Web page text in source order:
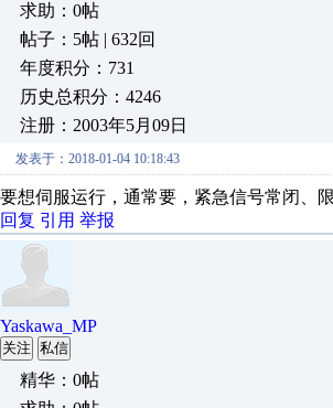
求助：0帖
帖子：5帖 | 632回
年度积分：731
历史总积分：4246
注册：2003年5月09日
发表于：2018-01-04 10:18:43
要想伺服运行，通常要，紧急信号常闭、
回复 引用 举报
Yaskawa_MP
关注 私信
精华：0帖